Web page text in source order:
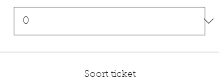
Soort ticket